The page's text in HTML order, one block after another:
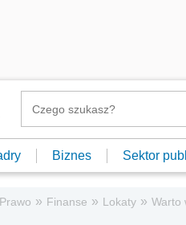
Biznes Sektor
Prawo » Finanse » Lokaty » Warto